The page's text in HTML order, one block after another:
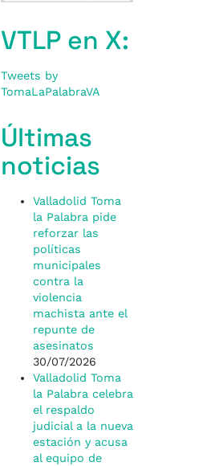
VTLP en X:
Tweets by
TomaLaPalabraVA
Últimas
noticias
Valladolid Toma
la Palabra pide
reforzar las
políticas
municipales
contra la
violencia
machista ante el
repunte de
asesinatos
30/07/2026
Valladolid Toma
la Palabra celebra
el respaldo
judicial a la nueva
estación y acusa
al equipo de